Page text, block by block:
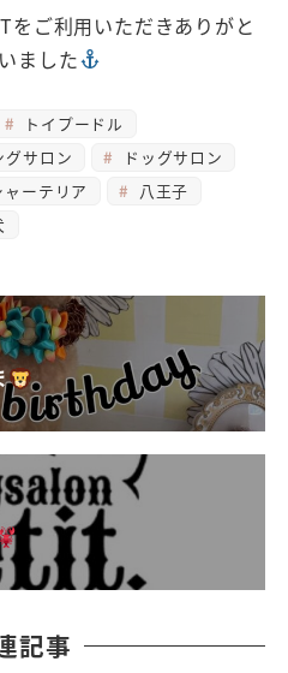
をご利用いただきありがと
ました
トイプードル
グサロン
ドッグサロン
ャーテリア
八王子
記事